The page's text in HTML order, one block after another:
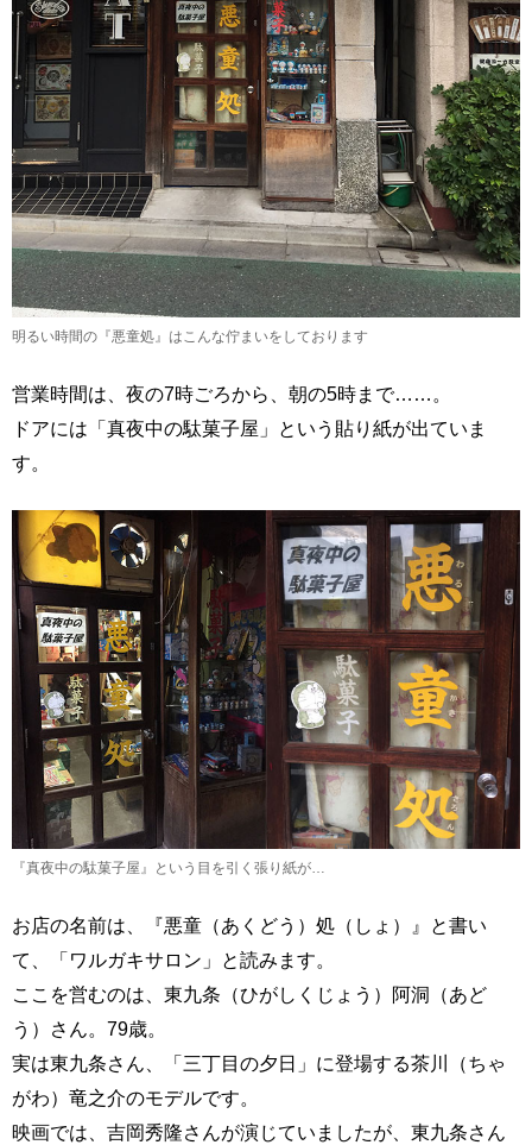
明るい時間の『悪童処』はこんな佇まいをしております
営業時間は、夜の7時ごろから、朝の5時まで……。
ドアには「真夜中の駄菓子屋」という貼り紙が出ていま
す。
『真夜中の駄菓子屋』という目を引く張り紙が…
お店の名前は、『悪童（あくどう）処（しょ）』と書い
て、「ワルガキサロン」と読みます。
ここを営むのは、東九条（ひがしくじょう）阿洞（あど
う）さん。79歳。
実は東九条さん、「三丁目の夕日」に登場する茶川（ちゃ
がわ）竜之介のモデルです。
映画では、吉岡秀隆さんが演じていましたが、東九条さん